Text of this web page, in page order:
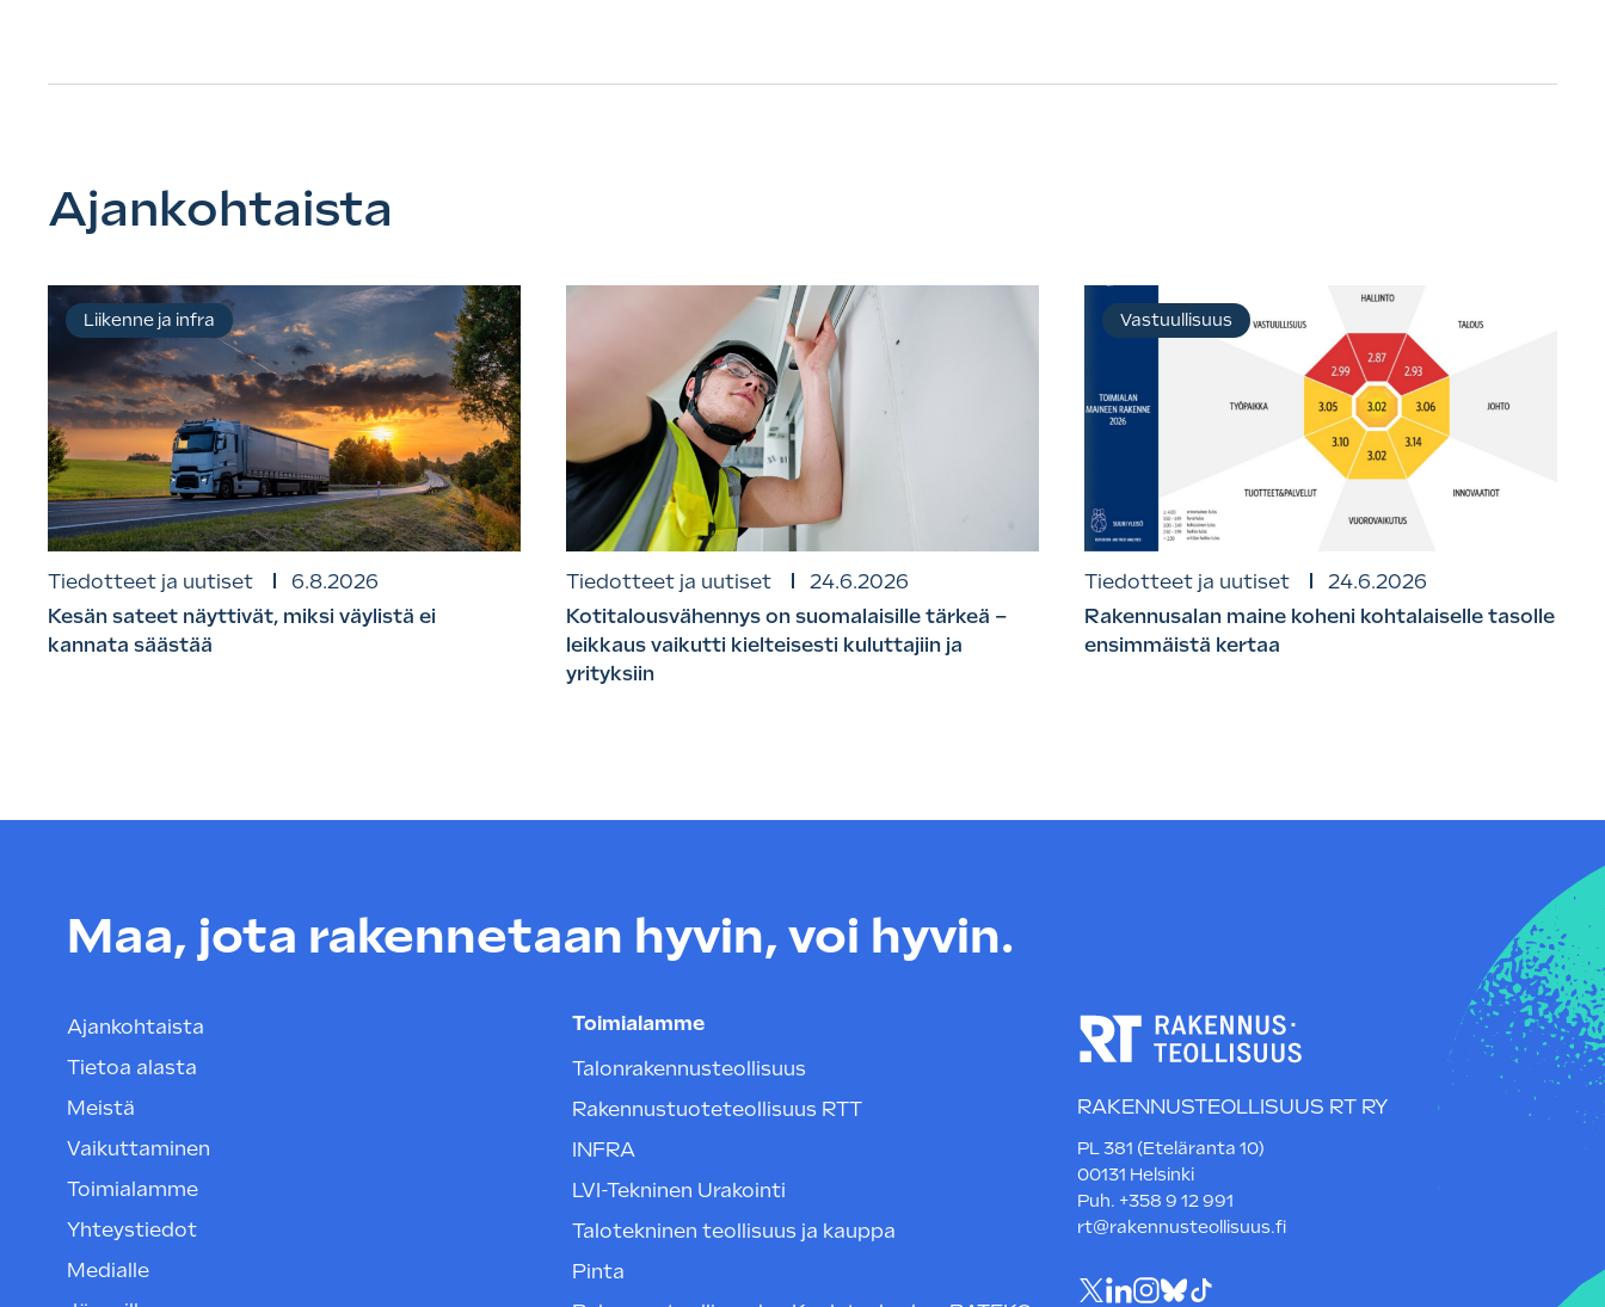
Ajankohtaista
Tiedotteet ja uutiset
6.8.2026
Kesän sateet näyttivät, miksi väylistä ei
kannata säästää
Liikenne ja infra
Tiedotteet ja uutiset
24.6.2026
Kotitalousvähennys on suomalaisille tärkeä –
leikkaus vaikutti kielteisesti kuluttajiin ja
yrityksiin
Tiedotteet ja uutiset
24.6.2026
Rakennusalan maine koheni kohtalaiselle tasolle
ensimmäistä kertaa
Vastuullisuus
Maa, jota rakennetaan hyvin, voi hyvin.
Ajankohtaista
Tietoa alasta
Meistä
Vaikuttaminen
Toimialamme
Yhteystiedot
Medialle
Toimialamme
Talonrakennusteollisuus
Rakennustuoteteollisuus RTT
INFRA
LVI-Tekninen Urakointi
Talotekninen teollisuus ja kauppa
Pinta
RAKENNUSTEOLLISUUS RT RY
PL 381 (Eteläranta 10)
00131 Helsinki
Puh. +358 9 12 991
rt@rakennusteollisuus.fi